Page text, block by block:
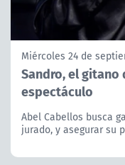
Miércoles 24 de
Sandro, el
espectáculo
Abel Cabellos busca
jurado, y asegurar su